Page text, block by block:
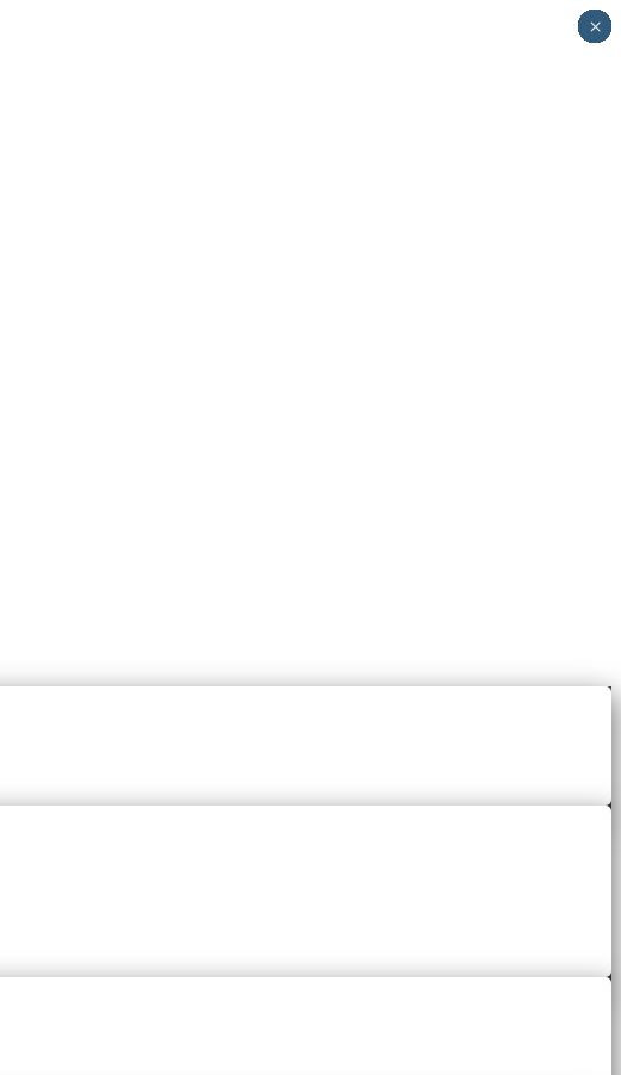
×
×
×
×
×
×
×
×
×
×
×
×
×
×
×
×
×
×
×
×
×
×
×
×
×
×
×
×
×
×
×
×
×
×
×
×
×
×
×
×
×
×
×
×
×
×
×
×
×
×
×
×
×
×
×
×
×